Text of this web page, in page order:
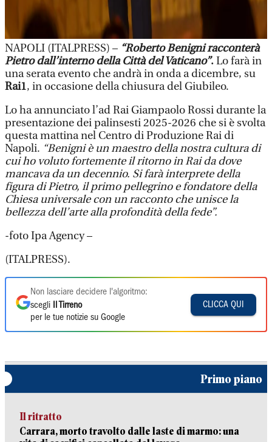
NAPOLI (ITALPRESS) – “Roberto Benigni racconterà
Pietro dall’interno della Città del Vaticano”.Lo farà in
una serata evento che andrà in onda a dicembre, su
Rai1, in occasione della chiusura del Giubileo.
Lo ha annunciato l’ad Rai Giampaolo Rossi durante la
presentazione dei palinsesti 2025-2026 che si è svolta
questa mattina nel Centro di Produzione Rai di
Napoli. “Benigni è un maestro della nostra cultura di
cui ho voluto fortemente il ritorno in Rai da dove
mancava da un decennio. Si farà interprete della
figura di Pietro, il primo pellegrino e fondatore della
Chiesa universale con un racconto che unisce la
bellezza dell’arte alla profondità della fede”.
-foto Ipa Agency –
(ITALPRESS).
Non lasciare decidere l'algoritmo:
scegli
Il Tirreno
per le tue notizie su Google
CLICCA QUI
Primo piano
Il ritratto
Carrara, morto travolto dalle laste di marmo: una